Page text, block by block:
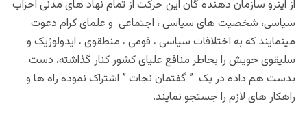
از اینرو سازمان دهنده گان این حرکت از تمام نهاد های مدنی احزاب
سیاسی، شخصیت های سیاسی ، اجتماعی و علمای کرام دعوت
مینمایند که به اختلافات سیاسی ، قومی ، منطقوی ، ایدولوژیک و
سلیقوی خویش را بخاطر منافع علیای کشور کنار گذاشته، دست
بدست هم داده در یک ” گفتمان نجات ” اشتراک نموده راه ها و
راهکار های لازم را جستجو نمایند.